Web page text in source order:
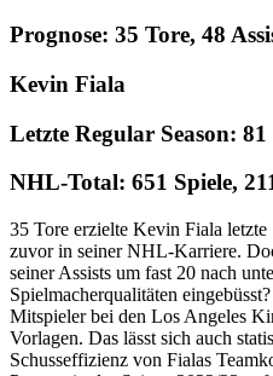
Prognose: 35 Tore, 48
Kevin Fiala
Letzte Regular Season:
NHL-Total: 651 Spiele,
35 Tore erzielte Kevin Fiala
zuvor in seiner NHL-Karriere.
seiner Assists um fast 20 nach
Spielmacherqualitäten
Mitspieler bei den Los Angeles
Vorlagen. Das lässt sich auch
Schusseffizienz von Fialas